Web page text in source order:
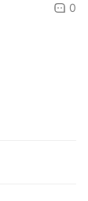
0